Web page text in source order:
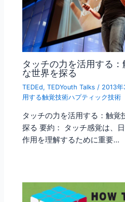
タッチの力を活用する
な世界を探る
TEDEd,TEDYouth Talks / 2013
用する触覚技術ハプティック技術
タッチの力を活用する：触覚
探る 要約： タッチ感覚は、
作用を理解するために重要…